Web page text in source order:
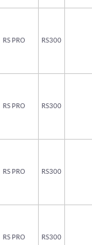
RS PRO RS300
RS PRO RS300
RS PRO RS300
RS PRO RS300